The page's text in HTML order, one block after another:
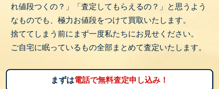
れ値段つくの？」「査定してもらえるの？」と思うよう
なものでも、極力お値段をつけて買取いたします。
捨ててしまう前にまず一度私たちにお見せください。
ご自宅に眠っているもの全部まとめて査定いたします。
まずは電話で無料査定申し込み！